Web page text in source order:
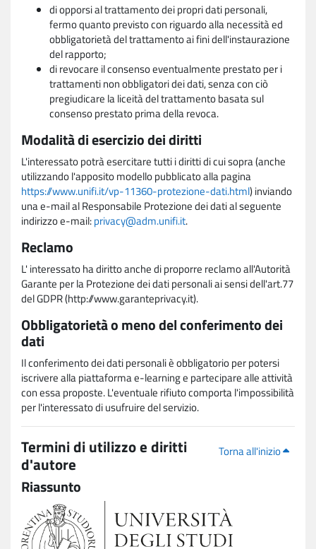
di opporsi al trattamento dei propri dati personali,
fermo quanto previsto con riguardo alla necessità ed
obbligatorietà del trattamento ai fini dell'instaurazione
del rapporto;
di revocare il consenso eventualmente prestato per i
trattamenti non obbligatori dei dati, senza con ciò
pregiudicare la liceità del trattamento basata sul
consenso prestato prima della revoca.
Modalità di esercizio dei diritti
L'interessato potrà esercitare tutti i diritti di cui sopra (anche
utilizzando l'apposito modello pubblicato alla pagina
https://www.unifi.it/vp-11360-protezione-dati.html) inviando
una e-mail al Responsabile Protezione dei dati al seguente
indirizzo e-mail:privacy@adm.unifi.it.
Reclamo
L' interessato ha diritto anche di proporre reclamo all'Autorità
Garante per la Protezione dei dati personali ai sensi dell'art.77
del GDPR (http://www.garanteprivacy.it).
Obbligatorietà o meno del conferimento dei
dati
Il conferimento dei dati personali è obbligatorio per potersi
iscrivere alla piattaforma e-learning e partecipare alle attività
con essa proposte. L'eventuale rifiuto comporta l'impossibilità
per l'interessato di usufruire del servizio.
Torna all'inizio
Termini di utilizzo e diritti
d'autore
Riassunto